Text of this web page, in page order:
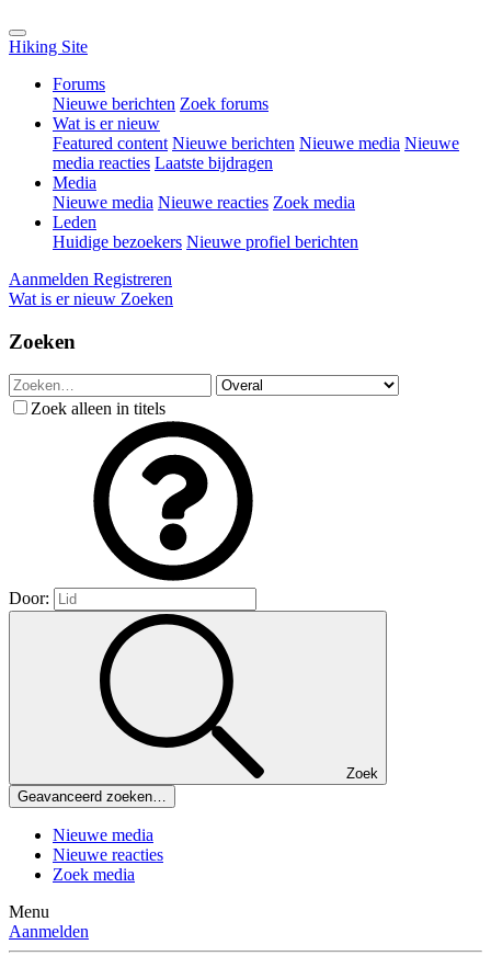
Hiking Site
Forums
Nieuwe berichten Zoek forums
Wat is er nieuw
Featured content Nieuwe berichten Nieuwe media Nieuwe
media reacties Laatste bijdragen
Media
Nieuwe media Nieuwe reacties Zoek media
Leden
Huidige bezoekers Nieuwe profiel berichten
Aanmelden Registreren
Wat is er nieuw Zoeken
Zoeken
Zoek alleen in titels
Door:
Zoek
Geavanceerd zoeken…
Nieuwe media
Nieuwe reacties
Zoek media
Menu
Aanmelden